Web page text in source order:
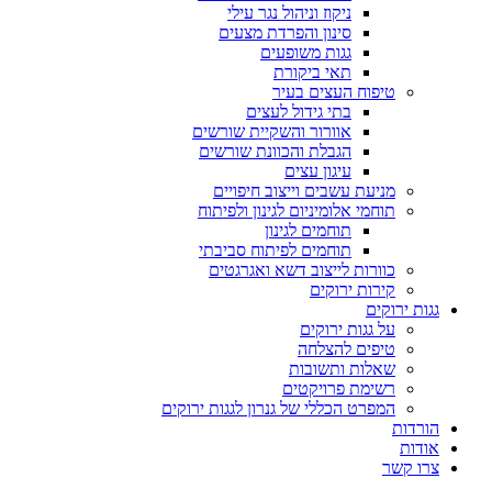
ניקוז וניהול נגר עילי
סינון והפרדת מצעים
גגות משופעים
תאי ביקורת
טיפוח העצים בעיר
בתי גידול לעצים
אוורור והשקיית שורשים
הגבלת והכוונת שורשים
עיגון עצים
מניעת עשבים וייצוב חיפויים
תוחמי אלומיניום לגינון ולפיתוח
תוחמים לגינון
תוחמים לפיתוח סביבתי
כוורות לייצוב דשא ואגרגטים
קירות ירוקים
גגות ירוקים
על גגות ירוקים
טיפים להצלחה
שאלות ותשובות
רשימת פרויקטים
המפרט הכללי של גנרון לגגות ירוקים
הורדות
אודות
צרו קשר